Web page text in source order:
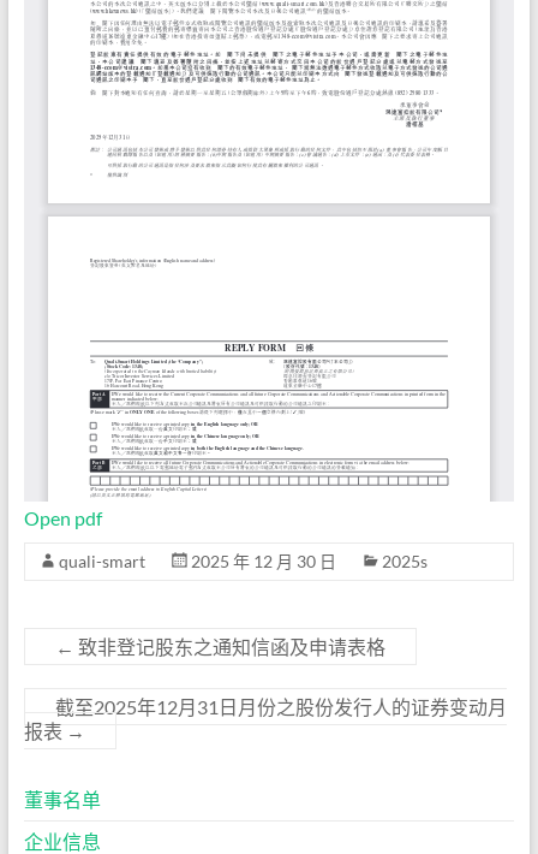
Open pdf
quali-smart 2025 年 12 月 30 日 2025s
← 致非登记股东之通知信函及申请表格
截至2025年12月31日月份之股份发行人的证券变动月
报表 →
董事名单
企业信息